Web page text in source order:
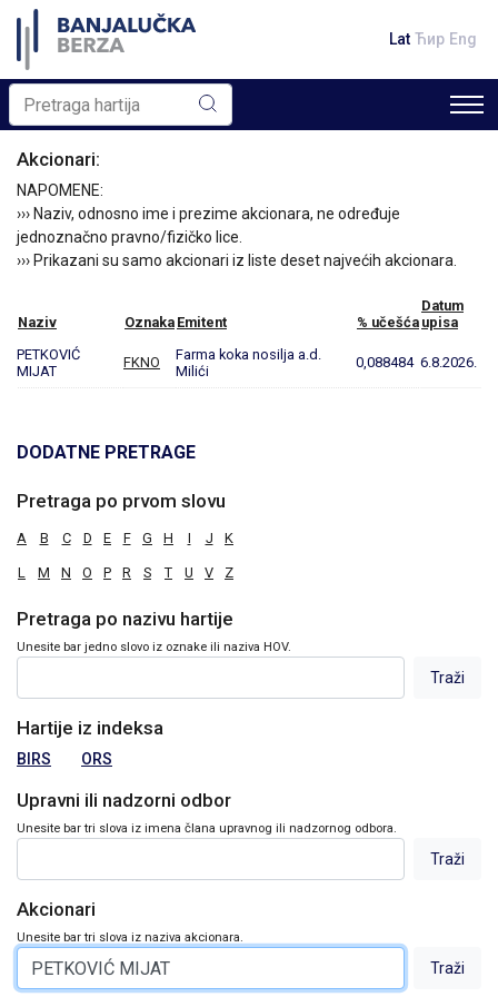
Lat Ћир Eng
Akcionari:
NAPOMENE:
››› Naziv, odnosno ime i prezime akcionara, ne određuje
jednoznačno pravno/fizičko lice.
››› Prikazani su samo akcionari iz liste deset najvećih akcionara.
Naziv Oznaka Emitent % učešća
Datum
upisa
PETKOVIĆ
MIJAT
FKNO
Farma koka nosilja a.d.
Milići
0,088484 6.8.2026.
DODATNE PRETRAGE
Pretraga po prvom slovu
A B C D E F G H I J K
L M N O P R S T U V Z
Pretraga po nazivu hartije
Unesite bar jedno slovo iz oznake ili naziva HOV.
Hartije iz indeksa
BIRS ORS
Upravni ili nadzorni odbor
Unesite bar tri slova iz imena člana upravnog ili nadzornog odbora.
Akcionari
Unesite bar tri slova iz naziva akcionara.